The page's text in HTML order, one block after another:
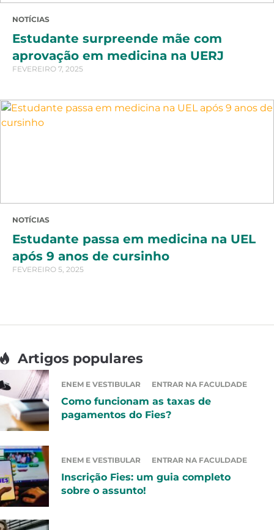
NOTÍCIAS
Estudante surpreende mãe com
aprovação em medicina na UERJ
FEVEREIRO 7, 2025
NOTÍCIAS
Estudante passa em medicina na UEL
após 9 anos de cursinho
FEVEREIRO 5, 2025
Artigos populares
ENEM E VESTIBULAR ENTRAR NA FACULDADE
Como funcionam as taxas de
pagamentos do Fies?
ENEM E VESTIBULAR ENTRAR NA FACULDADE
Inscrição Fies: um guia completo
sobre o assunto!